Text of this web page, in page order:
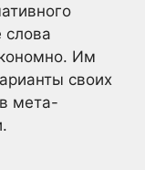
слова
Им
своих
мета-